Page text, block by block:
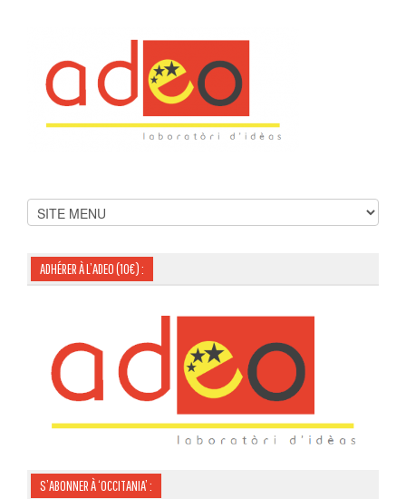
ADHÉRER À L’ADEO (10€) :
S’ABONNER À ‘OCCITANIA’ :